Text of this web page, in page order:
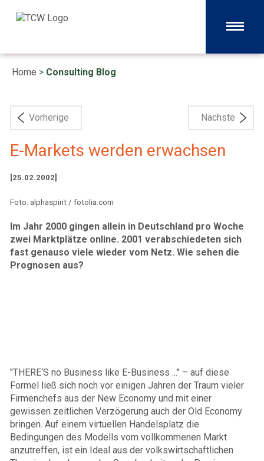
Home > Consulting Blog
Vorherige Nächste
E-Markets werden erwachsen
[25.02.2002]
Foto: alphaspirit / fotolia.com
Im Jahr 2000 gingen allein in Deutschland pro Woche
zwei Marktplätze online. 2001 verabschiedeten sich
fast genauso viele wieder vom Netz. Wie sehen die
Prognosen aus?
"THERE‘S no Business like E-Business ..." – auf diese
Formel ließ sich noch vor einigen Jahren der Traum vieler
Firmenchefs aus der New Economy und mit einer
gewissen zeitlichen Verzögerung auch der Old Economy
bringen. Auf einem virtuellen Handelsplatz die
Bedingungen des Modells vom vollkommenen Markt
anzutreffen, ist ein Ideal aus der volkswirtschaftlichen